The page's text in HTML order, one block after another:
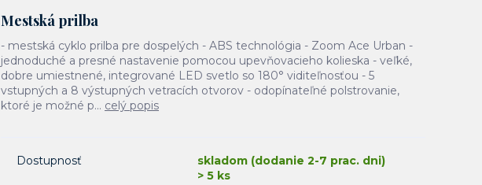
Mestská prilba
- mestská cyklo prilba pre dospelých - ABS technológia - Zoom Ace Urban -
jednoduché a presné nastavenie pomocou upevňovacieho kolieska - veľké,
dobre umiestnené, integrované LED svetlo so 180° viditeľnosťou - 5
vstupných a 8 výstupných vetracích otvorov - odopínateľné polstrovanie,
ktoré je možné p... celý popis
Dostupnosť
skladom (dodanie 2-7 prac. dni)
> 5 ks